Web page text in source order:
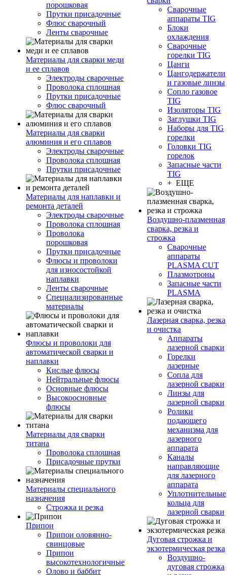
порошковая
Прутки присадочные
Флюс сварочный
Ленты сварочные
Материалы для сварки меди
и ее сплавов
Электроды сварочные
Проволока сплошная
Прутки присадочные
Флюс сварочный
Материалы для сварки
алюминия и его сплавов
Электроды сварочные
Проволока сплошная
Прутки присадочные
Материалы для наплавки и
ремонта деталей
Электроды сварочные
Проволока сплошная
Проволока
порошковая
Прутки присадочные
Флюсы и проволоки
для износостойкой
наплавки
Ленты сварочные
Специализированные
материалы
Флюсы и проволоки для
автоматической сварки и
наплавки
Кислые флюсы
Нейтральные флюсы
Основные флюсы
Высокоосновные
флюсы
Материалы для сварки
титана
Проволока сплошная
Присадочные прутки
Материалы специального
назначения
Строжка и резка
Припои
Припои оловянно-
свинцовые
Припои
высокотехнологичные
Олово и баббит
Сварочные
аппараты TIG
Блоки
охлаждения
Сварочные
горелки TIG
Цанги
Цангодержатели
и газовые линзы
Сопло газовое
TIG
Изоляторы TIG
Заглушки TIG
Наборы для TIG
горелки
Головки TIG
горелок
Запасные части
TIG
+ ЕЩЕ
Воздушно-плазменная
сварка, резка и
строжка
Сварочные
аппараты
PLASMA CUT
Плазмотроны
Запасные части
PLASMA
Лазерная сварка, резка
и очистка
Аппараты
лазерной сварки
Горелки
лазерные
Сопла для
лазерной сварки
Линзы для
лазерной сварки
Ролики
подающего
механизма для
лазерного
аппарата
Каналы
направляющие
для лазерного
аппарата
Уплотнительные
кольца для
лазерной сварки
Дуговая строжка и
экзотермическая резка
Воздушно-
дуговая строжка